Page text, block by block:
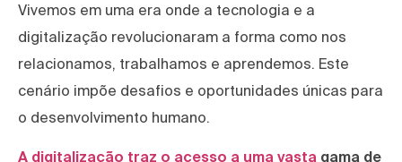
Vivemos em uma era onde a tecnologia e a
digitalização revolucionaram a forma como nos
relacionamos, trabalhamos e aprendemos. Este
cenário impõe desafios e oportunidades únicas para
o desenvolvimento humano.
A digitalização traz o acesso a uma vasta gama de